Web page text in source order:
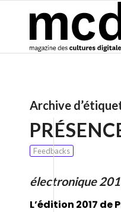
Archive
Feedbacks
électronique
L’édition 2017 de